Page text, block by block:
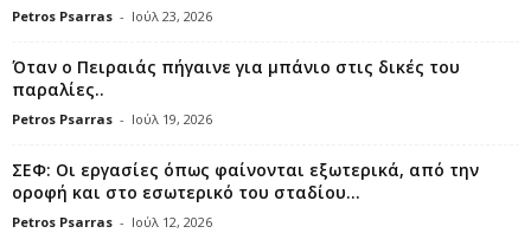
Petros Psarras - Ιούλ 23, 2026
Όταν ο Πειραιάς πήγαινε για μπάνιο στις δικές του
παραλίες..
Petros Psarras - Ιούλ 19, 2026
ΣΕΦ: Οι εργασίες όπως φαίνονται εξωτερικά, από την
οροφή και στο εσωτερικό του σταδίου...
Petros Psarras - Ιούλ 12, 2026